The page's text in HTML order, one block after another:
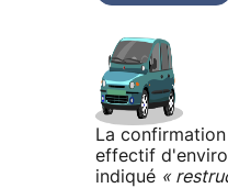
La
effectif
indiqué «